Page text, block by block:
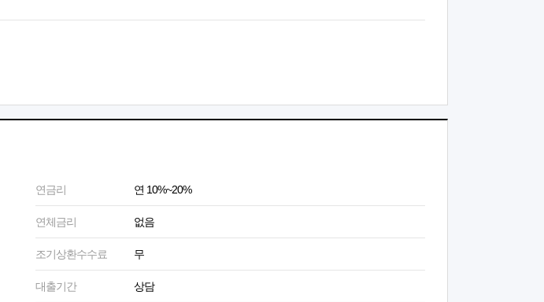
연금리 연 10%~20%
연체금리 없음
조기상환수수료 무
대출기간 상담